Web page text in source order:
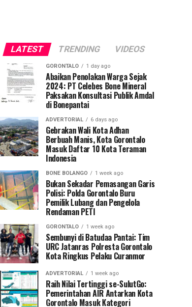
LATEST TRENDING VIDEOS
GORONTALO 1 day ago
Abaikan Penolakan Warga Sejak
2024: PT Celebes Bone Mineral
Paksakan Konsultasi Publik Amdal
di Bonepantai
ADVERTORIAL 6 days ago
Gebrakan Wali Kota Adhan
Berbuah Manis, Kota Gorontalo
Masuk Daftar 10 Kota Teraman
Indonesia
BONE BOLANGO 1 week ago
Bukan Sekadar Pemasangan Garis
Polisi: Polda Gorontalo Buru
Pemilik Lubang dan Pengelola
Rendaman PETI
GORONTALO 1 week ago
Sembunyi di Batudaa Pantai: Tim
URC Jatanras Polresta Gorontalo
Kota Ringkus Pelaku Curanmor
ADVERTORIAL 1 week ago
Raih Nilai Tertinggi se-SulutGo:
Pemerintahan AIR Antarkan Kota
Gorontalo Masuk Kategori